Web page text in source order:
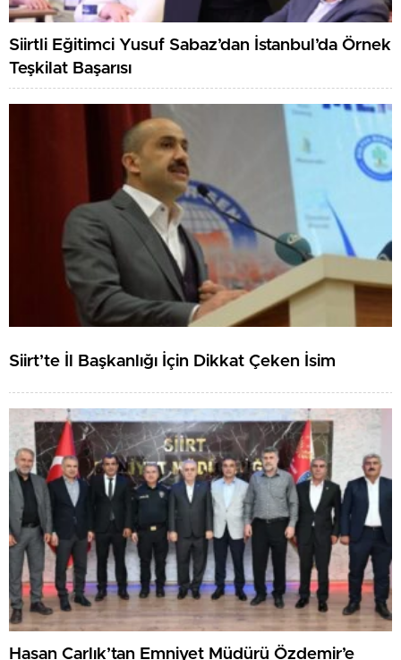
Siirtli Eğitimci Yusuf Sabaz’dan İstanbul’da Örnek
Teşkilat Başarısı
Siirt’te İl Başkanlığı İçin Dikkat Çeken İsim
Hasan Carlık’tan Emniyet Müdürü Özdemir’e